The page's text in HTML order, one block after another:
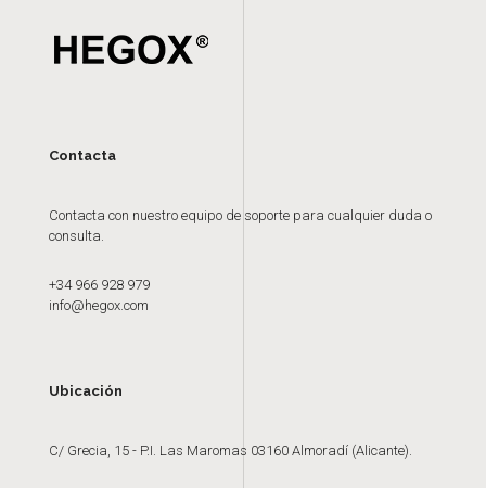
Contacta
Contacta con nuestro equipo de soporte para cualquier duda o
consulta.
+34 966 928 979
info@hegox.com
Ubicación
C/ Grecia, 15 - P.I. Las Maromas 03160 Almoradí (Alicante).